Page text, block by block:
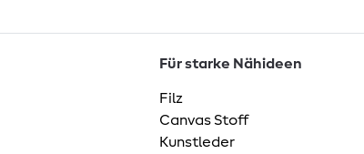
Für starke Nähideen
Filz
Canvas Stoff
Kunstleder